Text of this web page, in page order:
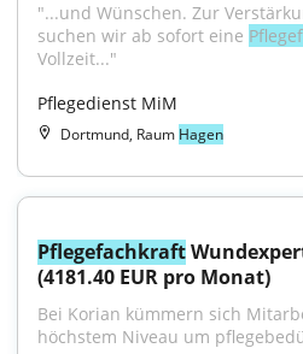
"...und Wünschen. Zur
suchen wir ab sofort eine
Vollzeit..."
Pflegedienst MiM
Dortmund, Raum Hagen
Pflegefachkraft
(4181.40 EUR pro Monat)
Bei Korian kümmern sich
höchstem Niveau um